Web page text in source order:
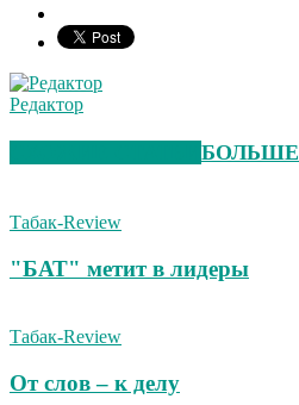
Редактор
БОЛЬШЕ
Табак-Review
"БАТ" метит в лидеры
Табак-Review
От слов – к делу